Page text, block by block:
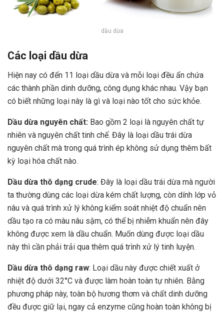
dầu dừa
Các loại dầu dừa
Hiện nay có đến 11 loại dầu dừa và mỗi loại đều ẩn chứa
các thành phần dinh dưỡng, công dụng khác nhau. Vậy bạn
có biết những loại này là gì và loại nào tốt cho sức khỏe.
Dầu dừa nguyên chất: Bao gồm 2 loại là nguyên chất tự
nhiên và nguyên chất tinh chế. Đây là loại dầu trái dừa
nguyên chất mà trong quá trình ép không sử dụng thêm bất
kỳ loại hóa chất nào.
Dầu dừa thô dạng crude: Đây là loại dầu trái dừa mà người
ta thường dùng các loại dừa kém chất lượng, còn dính lớp vỏ
nâu và quá trình xử lý không kiểm soát nhiệt độ chuẩn nên
dầu tạo ra có màu nâu sậm, có thể bị nhiễm khuẩn nên đây
không được xem là dầu chuẩn. Muốn dùng được loại dầu
này thì cần phải trải qua thêm quá trình xử lý tinh luyện.
Dầu dừa thô dạng raw: Loại dầu này được chiết xuất ở
nhiệt độ dưới 32°C và được làm hoàn toàn tự nhiên. Bằng
phương pháp này, toàn bộ hương thơm và chất dinh dưỡng
đều được giữ lại, ngay cả enzyme cũng hoàn toàn không bị